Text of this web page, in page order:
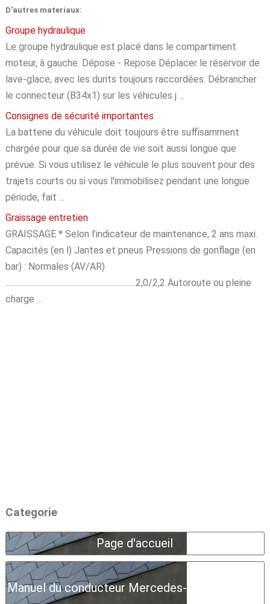
D'autres materiaux:
Groupe hydraulique
Le groupe hydraulique est placé dans le compartiment
moteur, à gauche. Dépose - Repose Déplacer le réservoir de
lave-glace, avec les durits toujours raccordées. Débrancher
le connecteur (B34x1) sur les véhicules j ...
Consignes de sécurité importantes
La batterie du véhicule doit toujours être suffisamment
chargée pour que sa durée de vie soit aussi longue que
prévue. Si vous utilisez le véhicule le plus souvent pour des
trajets courts ou si vous l'immobilisez pendant une longue
période, fait ...
Graissage entretien
GRAISSAGE * Selon l’indicateur de maintenance, 2 ans maxi.
Capacités (en l) Jantes et pneus Pressions de gonflage (en
bar) : Normales (AV/AR)
........................................................................2,0/2,2 Autoroute ou pleine
charge ...
Categorie
Page d'accueil
Manuel du conducteur Mercedes-Benz Classe A